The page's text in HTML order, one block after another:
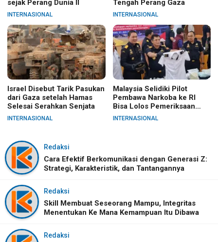
sejak Perang Dunia II
INTERNASIONAL
Tengah Perang Gaza
INTERNASIONAL
Israel Disebut Tarik Pasukan
dari Gaza setelah Hamas
Selesai Serahkan Senjata
INTERNASIONAL
Malaysia Selidiki Pilot
Pembawa Narkoba ke RI
Bisa Lolos Pemeriksaan
KLIA
INTERNASIONAL
Redaksi
Cara Efektif Berkomunikasi dengan Generasi Z:
Strategi, Karakteristik, dan Tantangannya
Redaksi
Skill Membuat Seseorang Mampu, Integritas
Menentukan Ke Mana Kemampuan Itu Dibawa
Redaksi